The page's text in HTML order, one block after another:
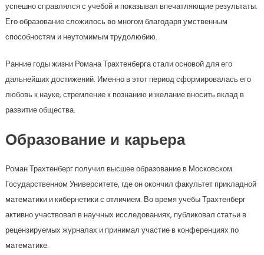
успешно справлялся с учебой и показывал впечатляющие результаты.
Его образование сложилось во многом благодаря умственным
способностям и неутомимым трудолюбию.
Ранние годы жизни Романа Трахтенберга стали основой для его
дальнейших достижений. Именно в этот период сформировалась его
любовь к науке, стремление к познанию и желание вносить вклад в
развитие общества.
Образование и карьера
Роман Трахтенберг получил высшее образование в Московском
Государственном Университете, где он окончил факультет прикладной
математики и кибернетики с отличием. Во время учебы Трахтенберг
активно участвовал в научных исследованиях, публиковал статьи в
рецензируемых журналах и принимал участие в конференциях по
математике.